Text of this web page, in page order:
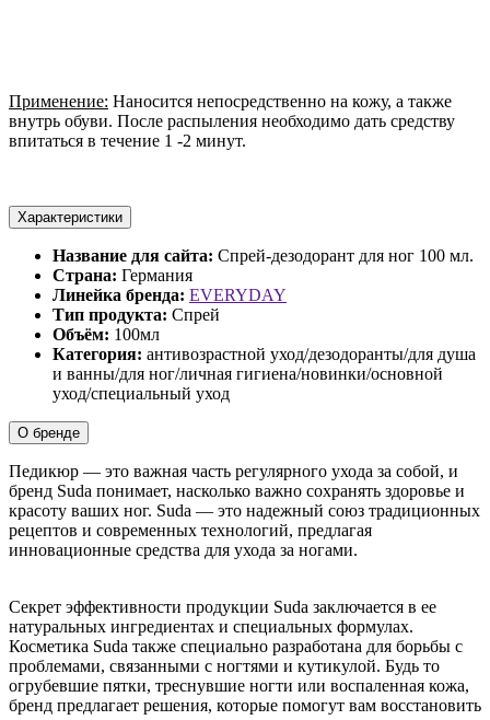
Применение: Наносится непосредственно на кожу, а также
внутрь обуви. После распыления необходимо дать средству
впитаться в течение 1 -2 минут.
Характеристики
Название для сайта: Спрей-дезодорант для ног 100 мл.
Страна: Германия
Линейка бренда: EVERYDAY
Тип продукта: Спрей
Объём: 100мл
Категория: антивозрастной уход/дезодоранты/для душа
и ванны/для ног/личная гигиена/новинки/основной
уход/специальный уход
О бренде
Педикюр — это важная часть регулярного ухода за собой, и
бренд Suda понимает, насколько важно сохранять здоровье и
красоту ваших ног. Suda — это надежный союз традиционных
рецептов и современных технологий, предлагая
инновационные средства для ухода за ногами.
Секрет эффективности продукции Suda заключается в ее
натуральных ингредиентах и специальных формулах.
Косметика Suda также специально разработана для борьбы с
проблемами, связанными с ногтями и кутикулой. Будь то
огрубевшие пятки, треснувшие ногти или воспаленная кожа,
бренд предлагает решения, которые помогут вам восстановить